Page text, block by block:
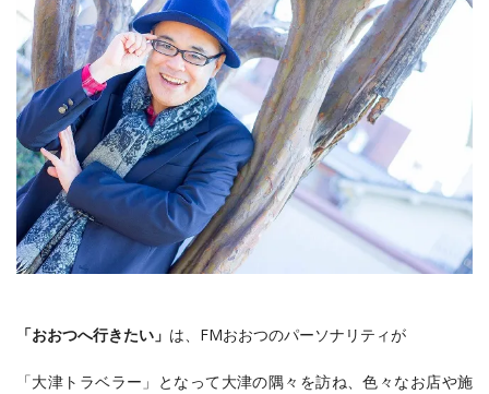
「おおつへ行きたい」 は、FMおおつのパーソナリティが
「大津トラベラー」となって大津の隅々を訪ね、色々なお店や施